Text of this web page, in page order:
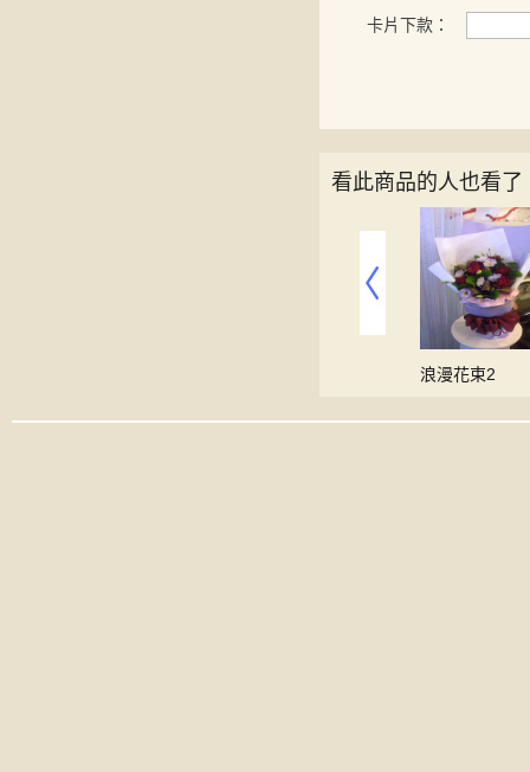
卡片下款：
看此商品的人也看了
浪漫花束2